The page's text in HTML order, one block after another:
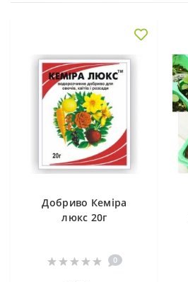
Добриво Кеміра
люкс 20г
0